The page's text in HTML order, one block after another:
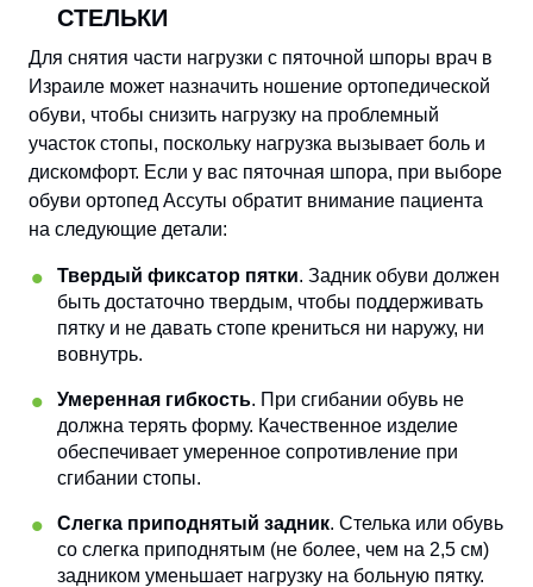
СТЕЛЬКИ
Для снятия части нагрузки с пяточной шпоры врач в
Израиле может назначить ношение ортопедической
обуви, чтобы снизить нагрузку на проблемный
участок стопы, поскольку нагрузка вызывает боль и
дискомфорт. Если у вас пяточная шпора, при выборе
обуви ортопед Ассуты обратит внимание пациента
на следующие детали:
Твердый фиксатор пятки. Задник обуви должен
быть достаточно твердым, чтобы поддерживать
пятку и не давать стопе крениться ни наружу, ни
вовнутрь.
Умеренная гибкость. При сгибании обувь не
должна терять форму. Качественное изделие
обеспечивает умеренное сопротивление при
сгибании стопы.
Слегка приподнятый задник. Стелька или обувь
со слегка приподнятым (не более, чем на 2,5 см)
задником уменьшает нагрузку на больную пятку.